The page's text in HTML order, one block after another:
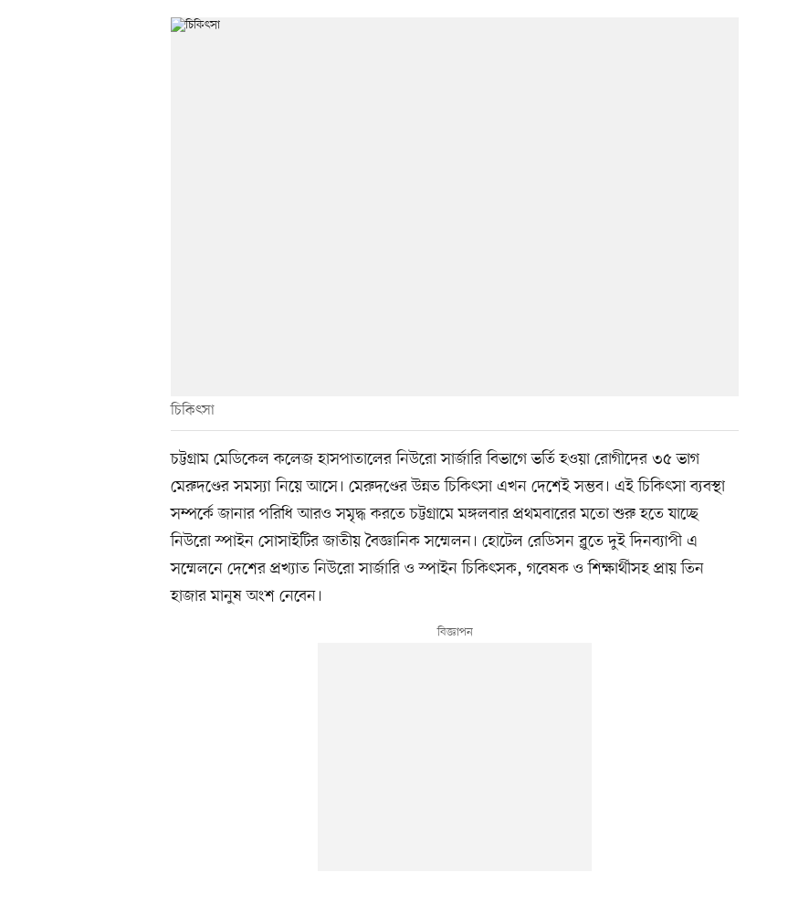
চিকিৎসা
চট্টগ্রাম মেডিকেল কলেজ হাসপাতালের নিউরো সার্জারি বিভাগে ভর্তি হওয়া রোগীদের ৩৫ ভাগ
মেরুদণ্ডের সমস্যা নিয়ে আসে। মেরুদণ্ডের উন্নত চিকিৎসা এখন দেশেই সম্ভব। এই চিকিৎসা ব্যবস্থা
সম্পর্কে জানার পরিধি আরও সমৃদ্ধ করতে চট্টগ্রামে মঙ্গলবার প্রথমবারের মতো শুরু হতে যাচ্ছে
নিউরো স্পাইন সোসাইটির জাতীয় বৈজ্ঞানিক সম্মেলন। হোটেল রেডিসন ব্লুতে দুই দিনব্যাপী এ
সম্মেলনে দেশের প্রখ্যাত নিউরো সার্জারি ও স্পাইন চিকিৎসক, গবেষক ও শিক্ষার্থীসহ প্রায় তিন
হাজার মানুষ অংশ নেবেন।